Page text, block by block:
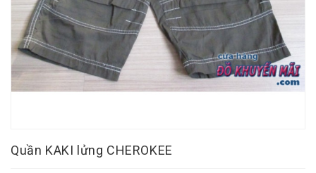
Quần KAKI lửng CHEROKEE